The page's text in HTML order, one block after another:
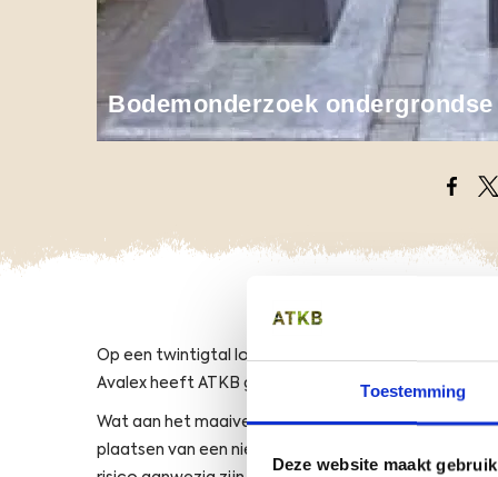
Toestemming
Deze website maakt
Bodemonderzoek
Op een twintigtal locaties in Rijswijk worden
Avalex heeft ATKB gevraagd om op deze locaties
Wat aan het maaiveld niet te zien is, is dat de
plaatsen van een nieuwe container komen enkele